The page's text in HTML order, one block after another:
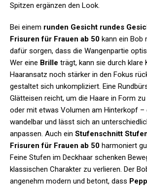
Spitzen ergänzen den Look.
Bei einem runden Gesicht rundes
Frisuren für Frauen ab 50 kann ein
dafür sorgen, dass die Wangenpartie
Wer eine Brille trägt, kann sie durch klare
Haaransatz noch stärker in den Fokus
gestaltet sich unkompliziert. Eine
Glätteisen reicht, um die Haare in Form zu
oder mit etwas Volumen am Hinterkopf –
wandelbar und lässt sich an
anpassen. Auch ein Stufenschnitt
Frisuren für Frauen ab 50 harmoniert
Feine Stufen im Deckhaar schenken
klassischen Charakter zu verlieren. Der
angenehm modern und betont, dass